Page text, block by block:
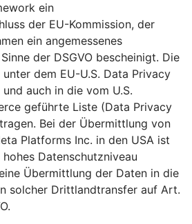
ein
der EU-Kommission, der
ein angemessenes
der DSGVO bescheinigt. Die
dem EU-U.S. Data Privacy
auch in die vom U.S.
geführte Liste (Data Privacy
Bei der Übermittlung von
Platforms Inc. in den USA ist
Datenschutzniveau
Übermittlung der Daten in die
solcher Drittlandtransfer auf Art.